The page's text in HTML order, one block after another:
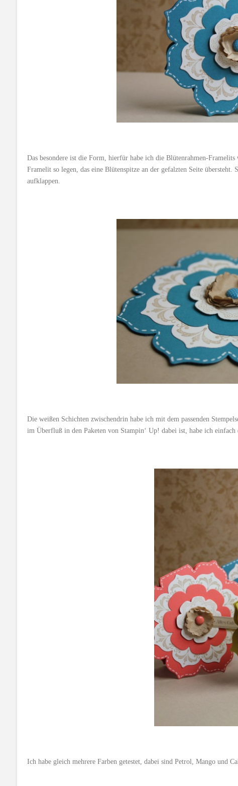
Das besondere ist die Form, hierfür habe ich die Blütenrahmen-
Framelit so legen, das eine Blütenspitze an der gefalzten Seite
aufklappen.
Die weißen Schichten zwischendrin habe ich mit dem passenden
im Überfluß in den Paketen von Stampin‘ Up! dabei ist, habe ich einfach
Ich habe gleich mehrere Farben getestet, dabei sind Petrol, Mango und